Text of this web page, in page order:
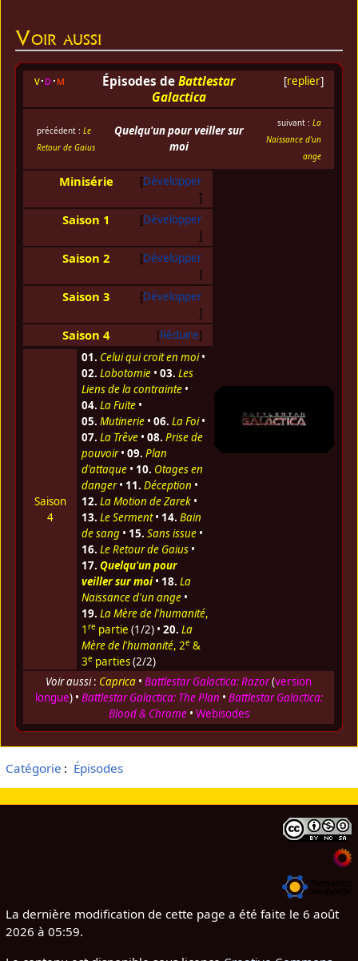
Voir aussi
[replier]
v d m Épisodes de Battlestar
Galactica
précédent : Le
Retour de Gaius
Quelqu'un pour veiller sur
moi
suivant : La
Naissance d'un
ange
Développer
Minisérie
Développer
Saison 1
Développer
Saison 2
Développer
Saison 3
Réduire
Saison 4
Saison
4
01. Celui qui croit en moi•
02. Lobotomie• 03. Les
Liens de la contrainte•
04. La Fuite•
05. Mutinerie• 06. La Foi•
07. La Trêve• 08. Prise de
pouvoir• 09. Plan
d'attaque• 10. Otages en
danger• 11. Déception •
12. La Motion de Zarek•
13. Le Serment• 14. Bain
de sang• 15. Sans issue•
16. Le Retour de Gaius•
17. Quelqu'un pour
veiller sur moi• 18. La
Naissance d'un ange•
19. La Mère de l'humanité,
1 repartie (1/2) • 20. La
Mère de l'humanité, 2e&
3eparties(2/2)
Voir aussi: Caprica •Battlestar Galactica: Razor(version
longue) • Battlestar Galactica: The Plan • Battlestar Galactica:
Blood & Chrome• Webisodes
Catégorie : Épisodes
La dernière modification de cette page a été faite le 6 août
2026 à 05:59.